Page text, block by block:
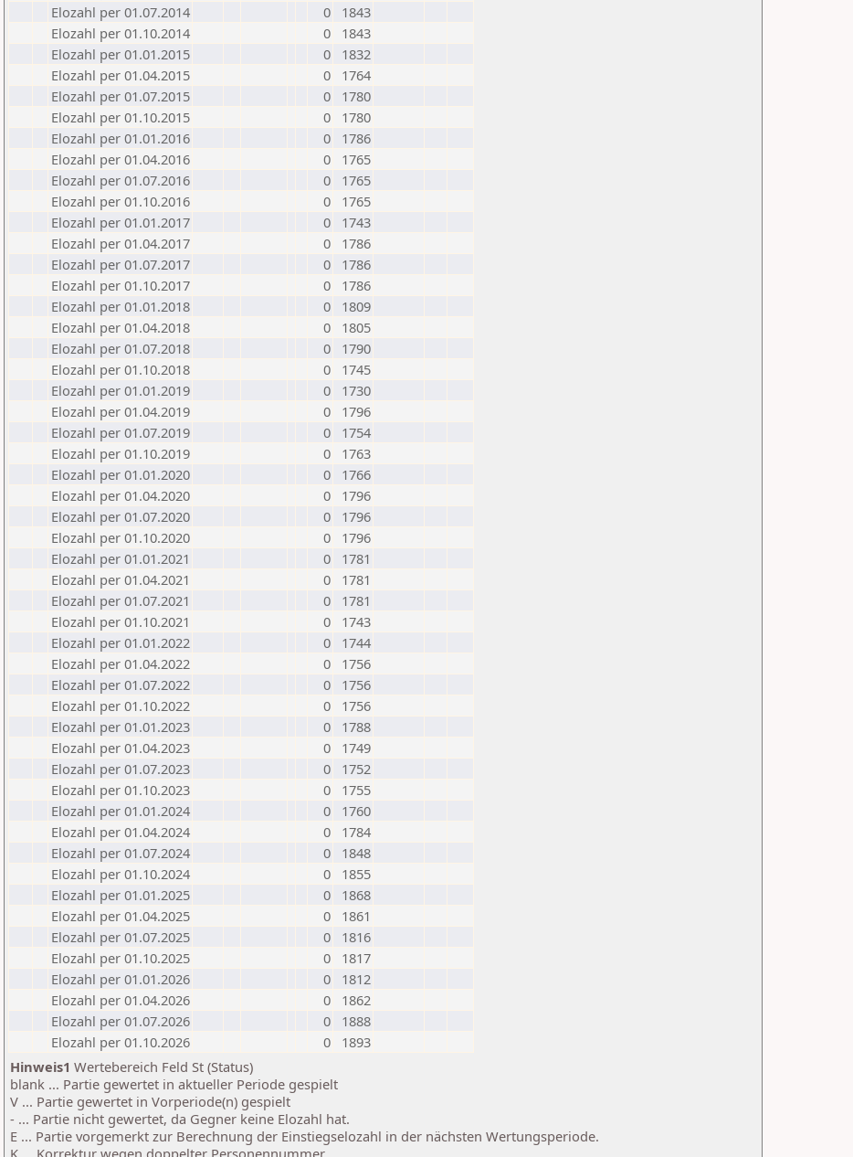
Elozahl per 01.07.2014
0
1843
Elozahl per 01.10.2014
0
1843
Elozahl per 01.01.2015
0
1832
Elozahl per 01.04.2015
0
1764
Elozahl per 01.07.2015
0
1780
Elozahl per 01.10.2015
0
1780
Elozahl per 01.01.2016
0
1786
Elozahl per 01.04.2016
0
1765
Elozahl per 01.07.2016
0
1765
Elozahl per 01.10.2016
0
1765
Elozahl per 01.01.2017
0
1743
Elozahl per 01.04.2017
0
1786
Elozahl per 01.07.2017
0
1786
Elozahl per 01.10.2017
0
1786
Elozahl per 01.01.2018
0
1809
Elozahl per 01.04.2018
0
1805
Elozahl per 01.07.2018
0
1790
Elozahl per 01.10.2018
0
1745
Elozahl per 01.01.2019
0
1730
Elozahl per 01.04.2019
0
1796
Elozahl per 01.07.2019
0
1754
Elozahl per 01.10.2019
0
1763
Elozahl per 01.01.2020
0
1766
Elozahl per 01.04.2020
0
1796
Elozahl per 01.07.2020
0
1796
Elozahl per 01.10.2020
0
1796
Elozahl per 01.01.2021
0
1781
Elozahl per 01.04.2021
0
1781
Elozahl per 01.07.2021
0
1781
Elozahl per 01.10.2021
0
1743
Elozahl per 01.01.2022
0
1744
Elozahl per 01.04.2022
0
1756
Elozahl per 01.07.2022
0
1756
Elozahl per 01.10.2022
0
1756
Elozahl per 01.01.2023
0
1788
Elozahl per 01.04.2023
0
1749
Elozahl per 01.07.2023
0
1752
Elozahl per 01.10.2023
0
1755
Elozahl per 01.01.2024
0
1760
Elozahl per 01.04.2024
0
1784
Elozahl per 01.07.2024
0
1848
Elozahl per 01.10.2024
0
1855
Elozahl per 01.01.2025
0
1868
Elozahl per 01.04.2025
0
1861
Elozahl per 01.07.2025
0
1816
Elozahl per 01.10.2025
0
1817
Elozahl per 01.01.2026
0
1812
Elozahl per 01.04.2026
0
1862
Elozahl per 01.07.2026
0
1888
Elozahl per 01.10.2026
0
1893
Hinweis1 Wertebereich Feld St (Status)
blank ... Partie gewertet in aktueller Periode gespielt
V ... Partie gewertet in Vorperiode(n) gespielt
- ... Partie nicht gewertet, da Gegner keine Elozahl hat.
E ... Partie vorgemerkt zur Berechnung der Einstiegselozahl in der nächsten Wertungsperiode.
K ... Korrektur wegen doppelter Personennummer.